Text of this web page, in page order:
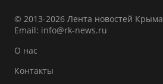
© 2013-2026 Лента новостей Крыма
Email: info@rk-news.ru
О нас
Контакты